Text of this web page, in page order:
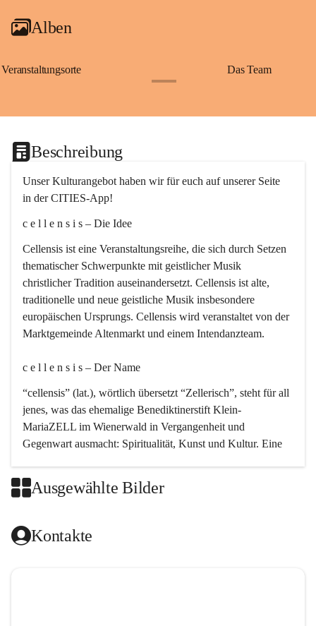
Alben
Veranstaltungsorte Das Team
Beschreibung
Unser Kulturangebot haben wir für euch auf unserer Seite
in der CITIES-App!
c e l l e n s i s – Die Idee
Cellensis ist eine Veranstaltungsreihe, die sich durch Setzen
thematischer Schwerpunkte mit geistlicher Musik
christlicher Tradition auseinandersetzt. Cellensis ist alte,
traditionelle und neue geistliche Musik insbesondere
europäischen Ursprungs. Cellensis wird veranstaltet von der
Marktgemeinde Altenmarkt und einem Intendanzteam.
c e l l e n s i s – Der Name
“cellensis” (lat.), wörtlich übersetzt “Zellerisch”, steht für all
jenes, was das ehemalige Benediktinerstift Klein-
MariaZELL im Wienerwald in Vergangenheit und
Gegenwart ausmacht: Spiritualität, Kunst und Kultur. Eine
Kirchenmusik, dem kunstvollen Lob Gottes.
Das kirchenmusikalische Festival Cellensis wird seit dem
Ausgewählte Bilder
Kontakte